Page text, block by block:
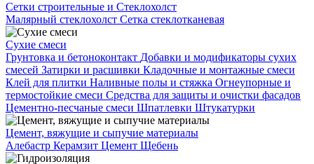
Сетки строительные и Стеклохолст
Малярный стеклохолст Сетка стеклотканевая
Сухие смеси
Грунтовка и бетоноконтакт Добавки и модификаторы сухих
смесей Затирки и расшивки Кладочные и монтажные смеси
Клей для плитки Наливные полы и стяжка Огнеупорные и
термостойкие смеси Средства для защиты и очистки фасадов
Цементно-песчаные смеси Шпатлевки Штукатурки
Цемент, вяжущие и сыпучие материалы
Алебастр Керамзит Цемент Щебень